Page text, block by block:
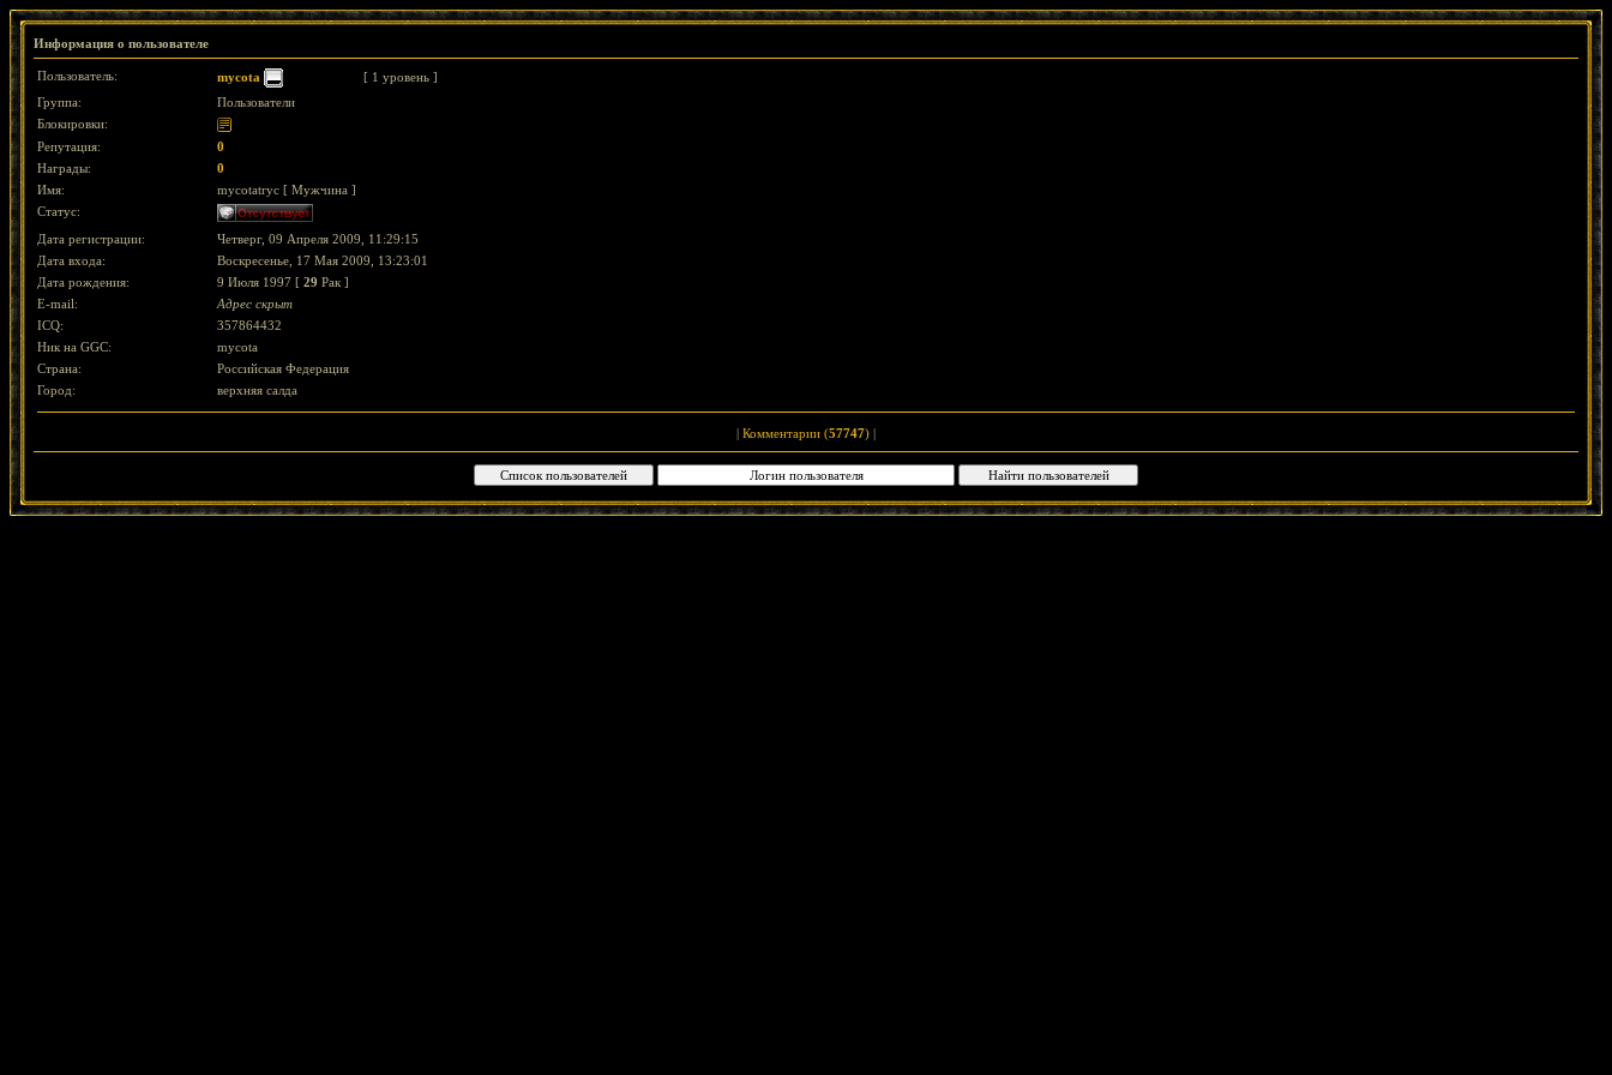
Информация о пользователе
Пользователь: mycota
[ 1 уровень ]
Группа:
Пользователи
Блокировки:
Репутация:
0
Награды:
0
Имя:
mycotatryc [ Мужчина ]
Статус:
Дата регистрации:
Четверг, 09 Апреля 2009, 11:29:15
Дата входа:
Воскресенье, 17 Мая 2009, 13:23:01
Дата рождения:
9 Июля 1997 [ 29 Рак ]
E-mail:
Адрес скрыт
ICQ:
357864432
Ник на GGC:
mycota
Страна:
Российская Федерация
Город:
верхняя салда
Комментарии (57747)